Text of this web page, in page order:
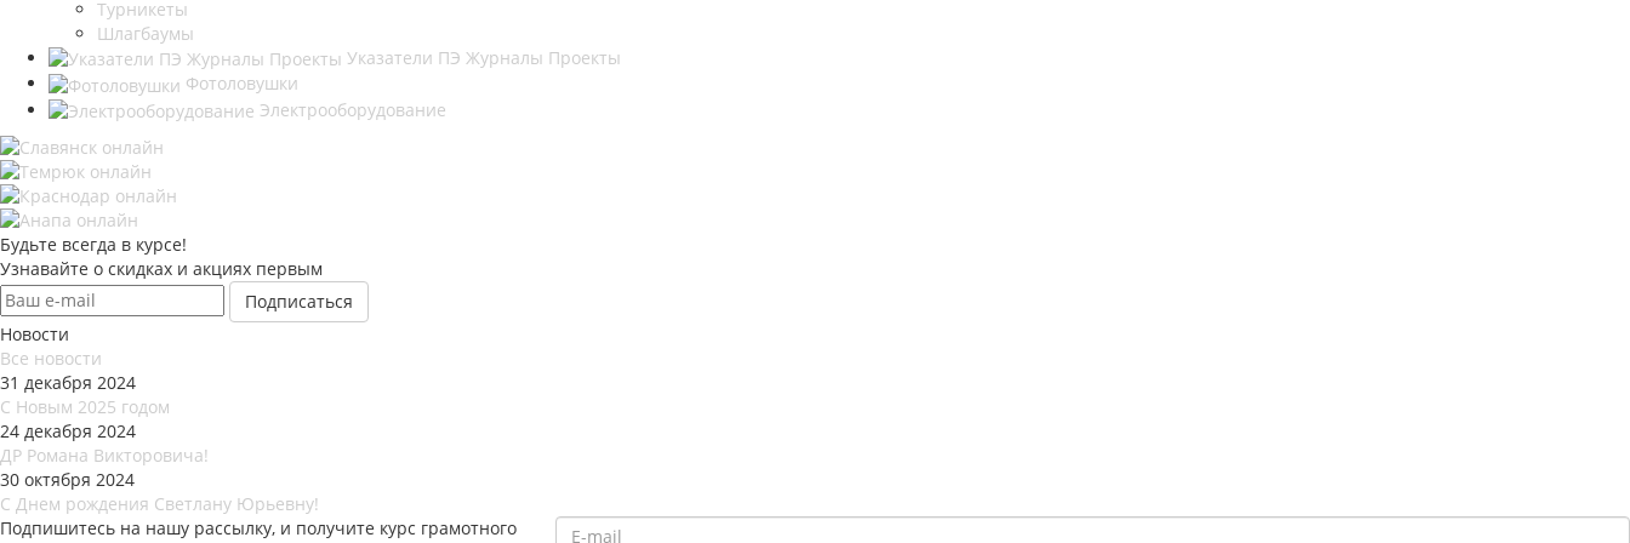
Турникеты
Шлагбаумы
Указатели ПЭ Журналы Проекты
Фотоловушки
Электрооборудование
Будьте всегда в курсе!
Узнавайте о скидках и акциях первым
Новости
Все новости
31 декабря 2024
С Новым 2025 годом
24 декабря 2024
ДР Романа Викторовича!
30 октября 2024
С Днем рождения Светлану Юрьевну!
Подпишитесь на нашу рассылку, и получите курс грамотного